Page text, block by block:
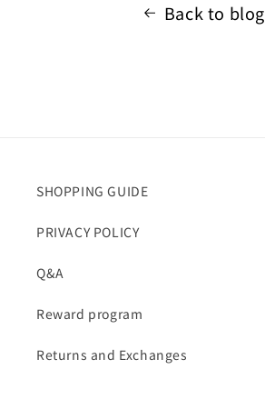
Back to blog
SHOPPING GUIDE
PRIVACY POLICY
Q&A
Reward program
Returns and Exchanges